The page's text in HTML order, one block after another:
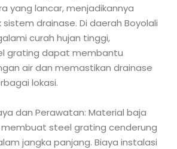
yang lancar, menjadikannya
drainase. Di daerah Boyolali
curah hujan tinggi,
grating dapat membantu
air dan memastikan drainase
lokasi.
dan Perawatan: Material baja
steel grating cenderung
jangka panjang. Biaya instalasi